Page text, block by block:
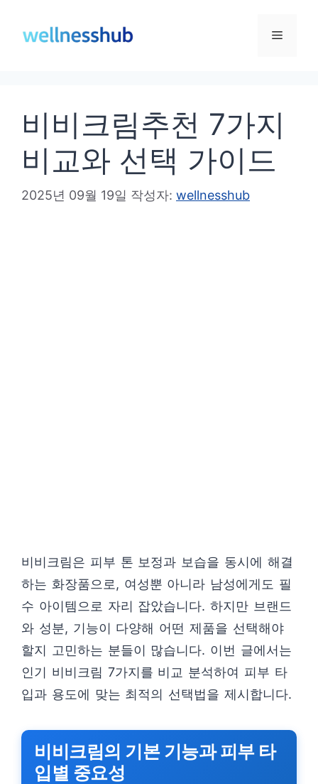
메
비비크림추천 7가지
비교와 선택 가이드
2025년 09월 19일 작성자: wellnesshub
비비크림은 피부 톤 보정과 보습을 동시에 해결
하는 화장품으로, 여성뿐 아니라 남성에게도 필
수 아이템으로 자리 잡았습니다. 하지만 브랜드
와 성분, 기능이 다양해 어떤 제품을 선택해야
할지 고민하는 분들이 많습니다. 이번 글에서는
인기 비비크림 7가지를 비교 분석하여 피부 타
입과 용도에 맞는 최적의 선택법을 제시합니다.
비비크림의 기본 기능과 피부 타
입별 중요성